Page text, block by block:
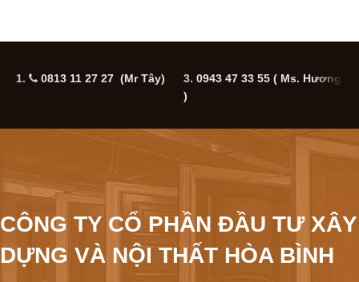
1. 0813 11 27 27 (Mr Tây) 3. 0943 47 33 55 ( Ms. Hương
)
CÔNG TY CỔ PHẦN ĐẦU TƯ XÂY
DỰNG VÀ NỘI THẤT HÒA BÌNH